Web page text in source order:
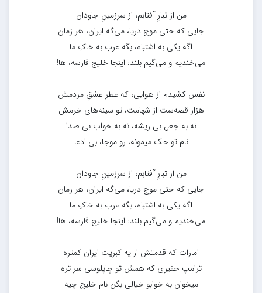
من از تبارِ آفتابم، از سرزمینِ جاودان
جایی که حتی موج دریا، می‌گه ایران، هر زمان
اگه یکی به اشتباه، بگه عرب به خاکِ ما
می‌خندیم و می‌گیم بلند: اینجا خلیج فارسه، ها!
نفس کشیدم از هوایی، که عطر عشقِ مردمش
هزار قصه‌ست از شهامت، تو سینه‌های خرمش
نه به جعل بی ریشه، نه به خواب بی صدا
نام تو حک میمونه، رو موجا، بی ادعا
من از تبارِ آفتابم، از سرزمینِ جاودان
جایی که حتی موج دریا، می‌گه ایران، هر زمان
اگه یکی به اشتباه، بگه عرب به خاکِ ما
می‌خندیم و می‌گیم بلند: اینجا خلیج فارسه، ها!
امارات که قدمتش از یه کبریت ایران کمتره
ترامپ حقیری که همش تو چاپلوسی سر تره
میخوان به خوابو خیالی بگن نام خلیج چیه